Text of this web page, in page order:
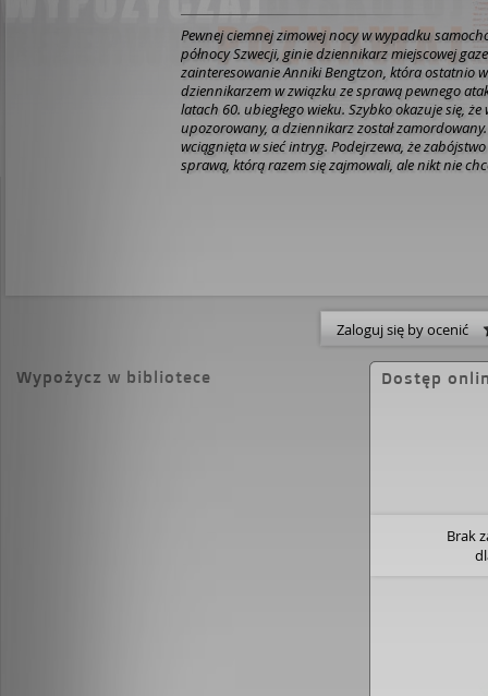
Pewnej ciemnej zimowej nocy w wypadku
północy Szwecji, ginie dziennikarz miejscowej
zainteresowanie Anniki Bengtzon, która ostatnio
dziennikarzem w związku ze sprawą pewnego
latach 60. ubiegłego wieku. Szybko okazuje się, że
upozorowany, a dziennikarz został
wciągnięta w sieć intryg. Podejrzewa, że
sprawą, którą razem się zajmowali, ale nikt nie
Zaloguj się by ocenić
Wypożycz w bibliotece Dostęp
Brak